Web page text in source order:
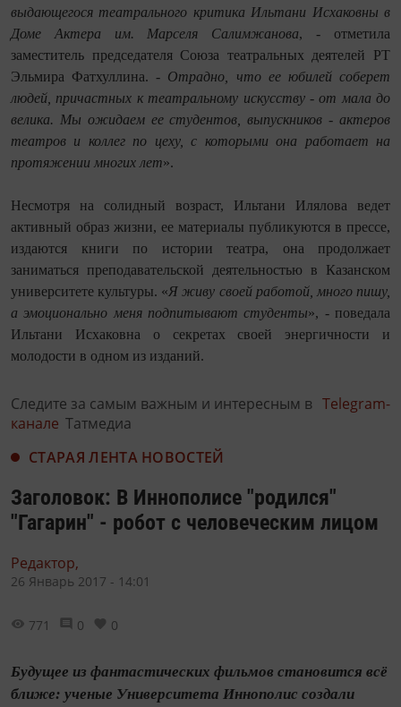
выдающегося театрального критика Ильтани Исхаковны в
Доме Актера им. Марселя Салимжанова, - отметила
заместитель председателя Союза театральных деятелей РТ
Эльмира Фатхуллина. - Отрадно, что ее юбилей соберет
людей, причастных к театральному искусству - от мала до
велика. Мы ожидаем ее студентов, выпускников - актеров
театров и коллег по цеху, с которыми она работает на
протяжении многих лет».
Несмотря на солидный возраст, Ильтани Илялова ведет
активный образ жизни, ее материалы публикуются в прессе,
издаются книги по истории театра, она продолжает
заниматься преподавательской деятельностью в Казанском
университете культуры. «Я живу своей работой, много пишу,
а эмоционально меня подпитывают студенты», - поведала
Ильтани Исхаковна о секретах своей энергичности и
молодости в одном из изданий.
Следите за самым важным и интересным в Telegram-
канале Татмедиа
СТАРАЯ ЛЕНТА НОВОСТЕЙ
Заголовок: В Иннополисе "родился"
"Гагарин" - робот с человеческим лицом
Редактор,
26 Январь 2017 - 14:01
771 0 0
Будущее из фантастических фильмов становится всё
ближе: ученые Университета Иннополис создали